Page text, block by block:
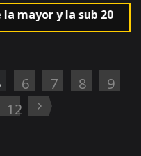
y la sub 20 🚨El
6 7 8
9
12